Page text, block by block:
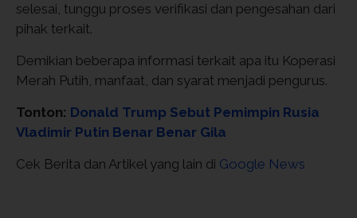
selesai, tunggu proses verifikasi dan pengesahan dari
pihak terkait.
Demikian beberapa informasi terkait apa itu Koperasi
Merah Putih, manfaat, dan syarat menjadi pengurus.
Tonton: Donald Trump Sebut Pemimpin Rusia
Vladimir Putin Benar Benar Gila
Cek Berita dan Artikel yang lain di Google News